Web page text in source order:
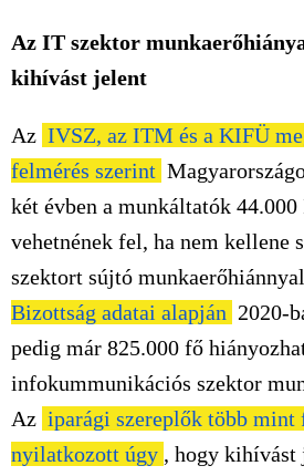
Az IT szektor
kihívást jelent
Az IVSZ, az ITM és a KIFÜ
felmérés szerint
két évben a munkáltatók
vehetnének fel, ha nem kellene
szektort sújtó
Bizottság adatai alapján 2020-
pedig már 825.000 fő
infokummunikációs szektor
Az iparági szereplők több mint
nyilatkozott úgy , hogy kihívást